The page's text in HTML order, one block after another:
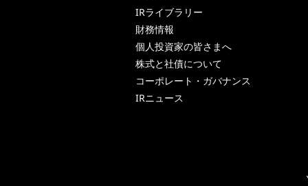
IRライブラリー
財務情報
個人投資家の皆さまへ
株式と社債について
コーポレート・ガバナンス
IRニュース